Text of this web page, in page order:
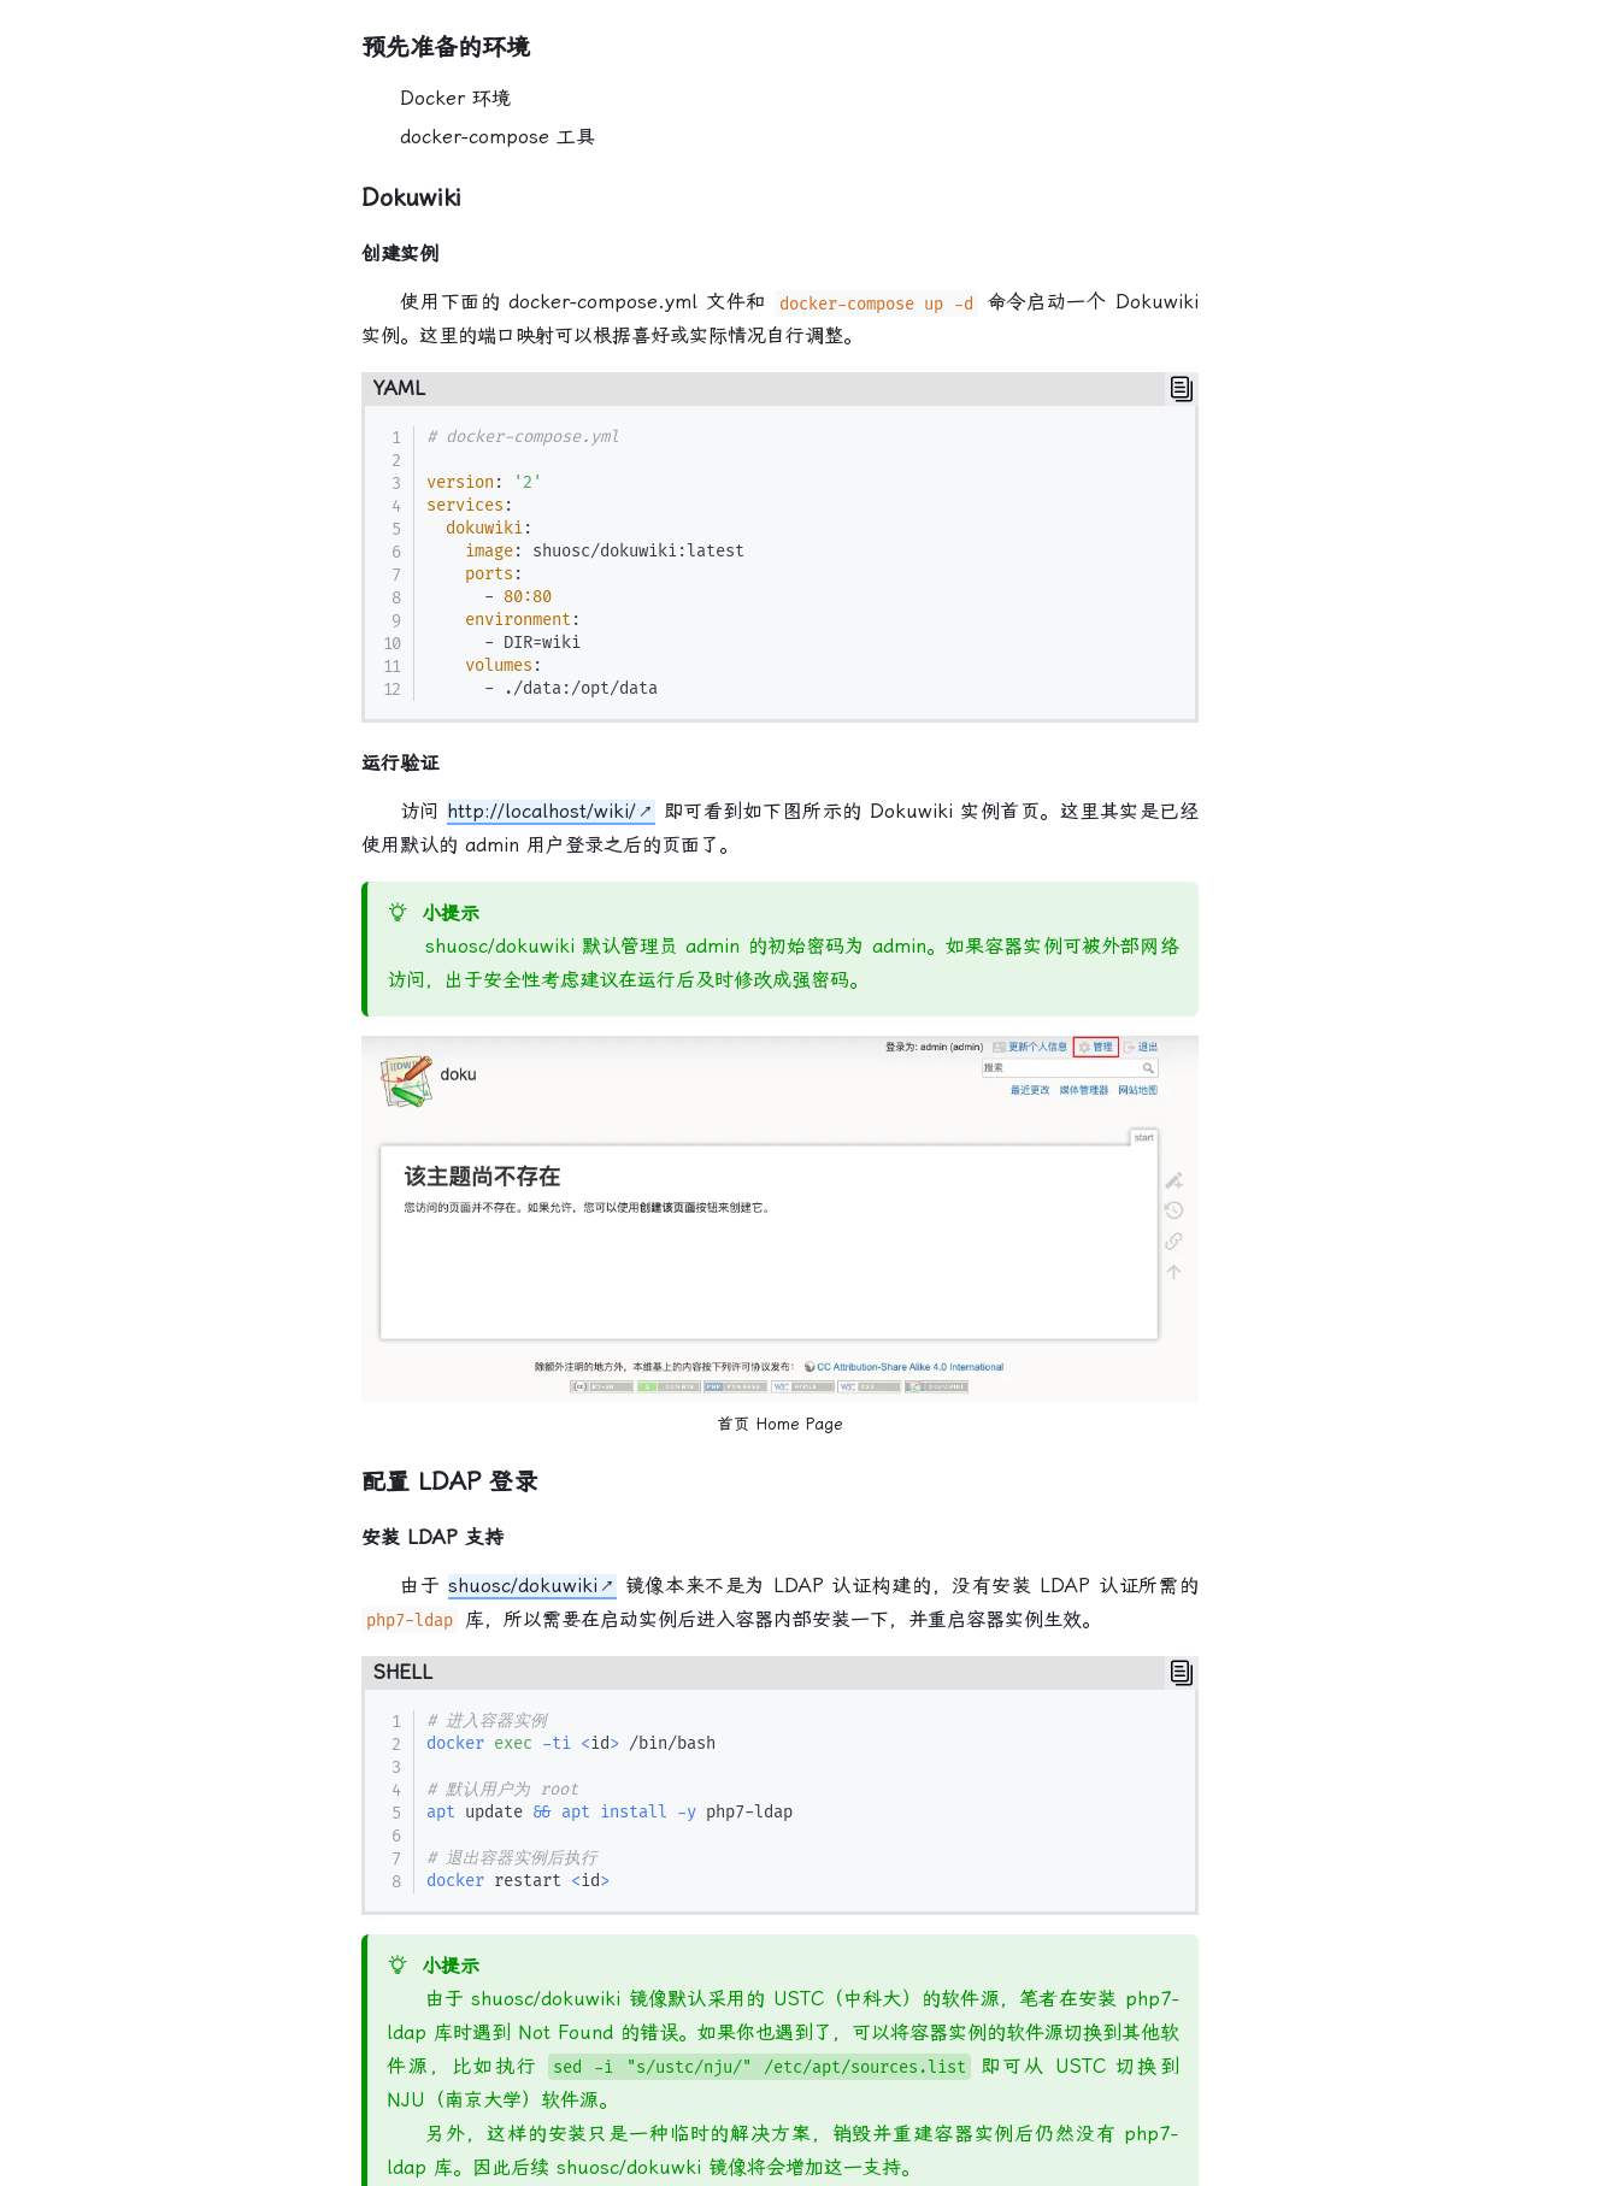
预先准备的环境
Docker 环境
docker-compose 工具
Dokuwiki
创建实例
使用下面的 docker-compose.yml 文件和 docker-compose up -d
命令启动一个 Dokuwiki
实例。这里的端口映射可以根据喜好或实际情况自行调整。
YAML
# docker-compose.yml
version :
'2'
services :
dokuwiki:
image: shuosc/dokuwiki:latest
ports :
- 80:80
environment :
- DIR=wiki
volumes :
- ./data:
运行验证
访问 http://localhost/wiki/
即可看到如下图所示的 Dokuwiki 实例首页。这里其实是已经
使用默认的 admin 用户登录之后的页面了。
小提示
shuosc/dokuwiki 默认管理员 admin 的初始密码为 admin。如果容器实例可被外部网络
访问，出于安全性考虑建议在运行后及时修改成强密码。
首页 Home Page
配置 LDAP 登录
安装 LDAP 支持
由于shuosc/dokuwiki 镜像本来不是为 LDAP 认证构建的，没有安装 LDAP 认证所需的
php7-ldap 库，所以需要在启动实例后进入容器内部安装一下，并重启容器实例生效。
SHELL
# 进入容器实例
docker exec -ti <id> /bin/bash
# 默认用户为 root
apt update && apt install -y php7-ldap
# 退出容器实例后执行
docker restart <id>
小提示
由于 shuosc/dokuwiki 镜像默认采用的 USTC（中科大）的软件源，笔者在安装 php7-
ldap 库时遇到 Not Found 的错误。如果你也遇到了，可以将容器实例的软件源切换到其他软
件源，比如执行
sed -i "s/ustc/nju/" /etc/apt/sources.list
即可从 USTC 切换到
NJU（南京大学）软件源。
另外，这样的安装只是一种临时的解决方案，销毁并重建容器实例后仍然没有 php7-
ldap 库。因此后续 shuosc/dokuwki 镜像将会增加这一支持。